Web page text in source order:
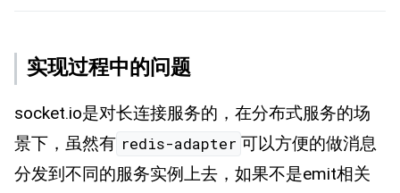
实现过程中的问题
socket.io是对长连接服务的，在分布式服务的场
景下，虽然有 redis-adapter 可以方便的做消息
分发到不同的服务实例上去，如果不是emit相关